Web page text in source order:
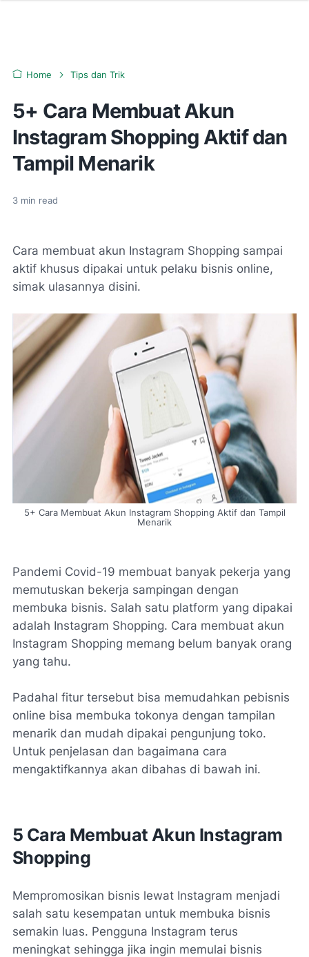
Home Tips dan Trik
5+ Cara Membuat Akun
Instagram Shopping Aktif dan
Tampil Menarik
3 min read
Cara membuat akun Instagram Shopping sampai
aktif khusus dipakai untuk pelaku bisnis online,
simak ulasannya disini.
5+ Cara Membuat Akun Instagram Shopping Aktif dan Tampil
Menarik
Pandemi Covid-19 membuat banyak pekerja yang
memutuskan bekerja sampingan dengan
membuka bisnis. Salah satu platform yang dipakai
adalah Instagram Shopping. Cara membuat akun
Instagram Shopping memang belum banyak orang
yang tahu.
Padahal fitur tersebut bisa memudahkan pebisnis
online bisa membuka tokonya dengan tampilan
menarik dan mudah dipakai pengunjung toko.
Untuk penjelasan dan bagaimana cara
mengaktifkannya akan dibahas di bawah ini.
5 Cara Membuat Akun Instagram
Shopping
Mempromosikan bisnis lewat Instagram menjadi
salah satu kesempatan untuk membuka bisnis
semakin luas. Pengguna Instagram terus
meningkat sehingga jika ingin memulai bisnis